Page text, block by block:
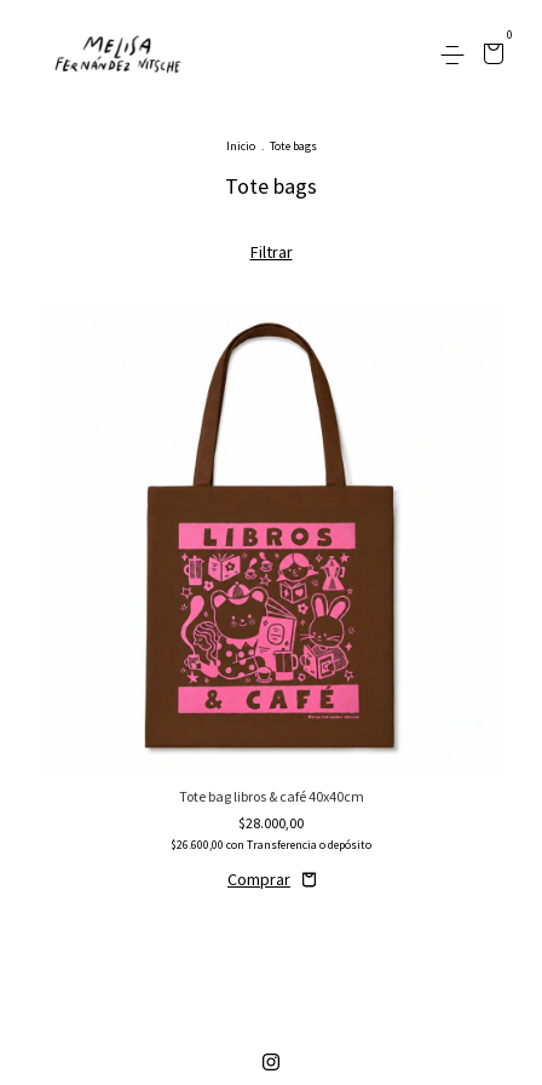
0
Inicio . Tote bags
Tote bags
Filtrar
Tote bag libros & café 40x40cm
$28.000,00
$26.600,00 con Transferencia o depósito